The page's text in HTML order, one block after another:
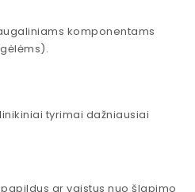
komponentams
tyrimai dažniausiai
ar vaistus nuo šlapimo